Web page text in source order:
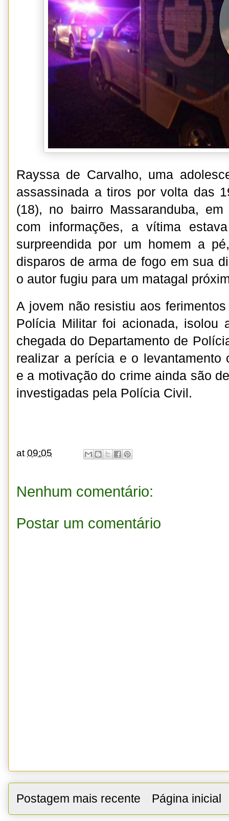
Rayssa de Carvalho, uma
assassinada a tiros por volta das
(18), no bairro Massaranduba,
com informações, a vítima
surpreendida por um homem a
disparos de arma de fogo em sua
o autor fugiu para um matagal
A jovem não resistiu aos
Polícia Militar foi acionada, isolou
chegada do Departamento de
realizar a perícia e o levantamento
e a motivação do crime ainda são
investigadas pela Polícia Civil.
at09:05
Nenhum comentário:
Postar um comentário
Postagem mais recente Página inicial